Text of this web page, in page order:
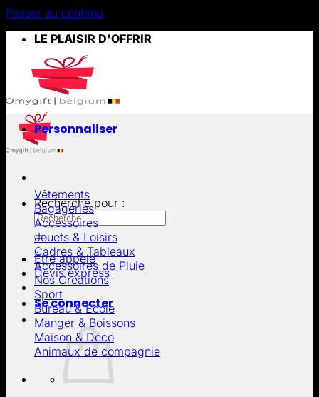
Passer au contenu
LE PLAISIR D'OFFRIR
Recherche pour :
Être appelé
Devis express
Se connecter
Personnaliser
Vêtements
Bagageries
Accessoires
Jouets & Loisirs
Cadres & Tableaux
Accessoires de Pluie
Nos Créations
Sport
Bureau & École
Manger & Boissons
Maison & Déco
Animaux de compagnie